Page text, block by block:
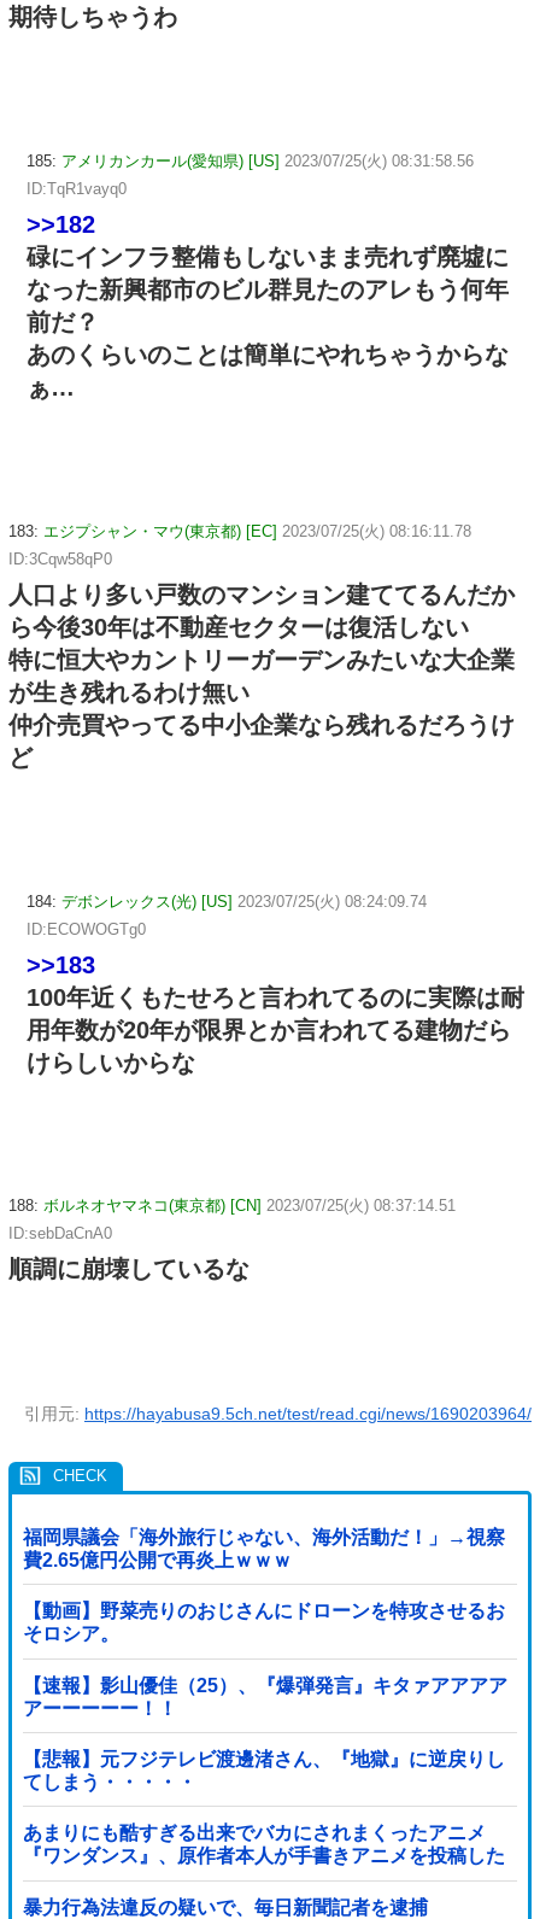
期待しちゃうわ
185: アメリカンカール(愛知県) [US] 2023/07/25(火) 08:31:58.56
ID:TqR1vayq0
>>182
碌にインフラ整備もしないまま売れず廃墟に
なった新興都市のビル群見たのアレもう何年
前だ？
あのくらいのことは簡単にやれちゃうからな
ぁ…
183: エジプシャン・マウ(東京都) [EC] 2023/07/25(火) 08:16:11.78
ID:3Cqw58qP0
人口より多い戸数のマンション建ててるんだか
ら今後30年は不動産セクターは復活しない
特に恒大やカントリーガーデンみたいな大企業
が生き残れるわけ無い
仲介売買やってる中小企業なら残れるだろうけ
ど
184: デボンレックス(光) [US] 2023/07/25(火) 08:24:09.74
ID:ECOWOGTg0
>>183
100年近くもたせろと言われてるのに実際は耐
用年数が20年が限界とか言われてる建物だら
けらしいからな
188: ボルネオヤマネコ(東京都) [CN] 2023/07/25(火) 08:37:14.51
ID:sebDaCnA0
順調に崩壊しているな
引用元: https://hayabusa9.5ch.net/test/read.cgi/news/1690203964/
福岡県議会「海外旅行じゃない、海外活動だ！」→視察
費2.65億円公開で再炎上ｗｗｗ
【動画】野菜売りのおじさんにドローンを特攻させるお
そロシア。
【速報】影山優佳（25）、『爆弾発言』キタァアアアア
アーーーーー！！
【悲報】元フジテレビ渡邊渚さん、『地獄』に逆戻りし
てしまう・・・・・
あまりにも酷すぎる出来でバカにされまくったアニメ
『ワンダンス』、原作者本人が手書きアニメを投稿した
結果・・・ｗｗｗｗｗｗ他
暴力行為法違反の疑いで、毎日新聞記者を逮捕